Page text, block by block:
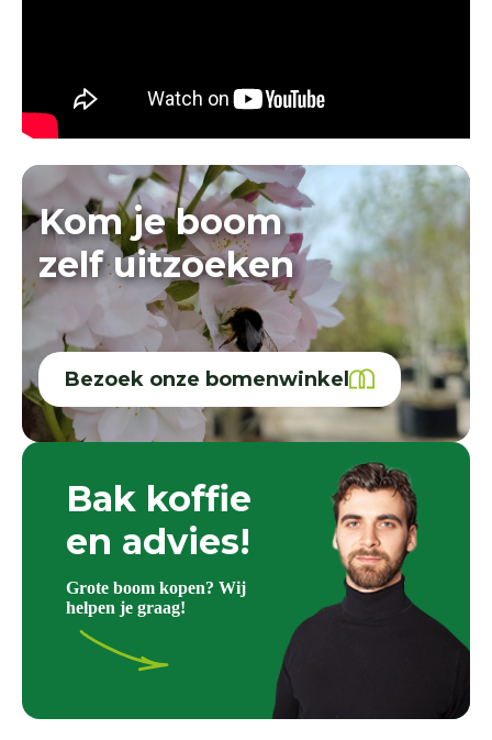
Kom je boom
zelf uitzoeken
Bezoek onze bomenwinkel
Bak koffie
en advies!
Grote boom kopen? Wij
helpen je graag!